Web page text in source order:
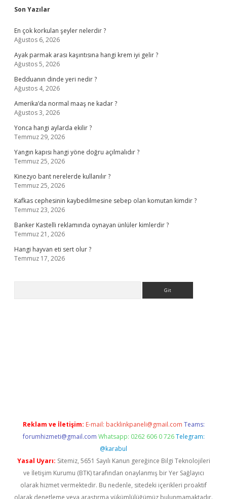
Son Yazılar
En çok korkulan şeyler nelerdir ?
Ağustos 6, 2026
Ayak parmak arası kaşıntısına hangi krem iyi gelir ?
Ağustos 5, 2026
Bedduanın dinde yeri nedir ?
Ağustos 4, 2026
Amerika’da normal maaş ne kadar ?
Ağustos 3, 2026
Yonca hangi aylarda ekilir ?
Temmuz 29, 2026
Yangın kapısı hangi yöne doğru açılmalıdır ?
Temmuz 25, 2026
Kinezyo bant nerelerde kullanılır ?
Temmuz 25, 2026
Kafkas cephesinin kaybedilmesine sebep olan komutan kimdir ?
Temmuz 23, 2026
Banker Kastelli reklamında oynayan ünlüler kimlerdir ?
Temmuz 21, 2026
Hangi hayvan eti sert olur ?
Temmuz 17, 2026
Reklam ve İletişim: E-mail: backlinkpaneli@gmail.com Teams:
forumhizmeti@gmail.com Whatsapp: 0262 606 0 726 Telegram:
@karabul
Yasal Uyarı: Sitemiz, 5651 Sayılı Kanun gereğince Bilgi Teknolojileri
ve İletişim Kurumu (BTK) tarafından onaylanmış bir Yer Sağlayıcı
olarak hizmet vermektedir. Bu nedenle, sitedeki içerikleri proaktif
olarak denetleme veya araştırma yükümlülüğümüz bulunmamaktadır.